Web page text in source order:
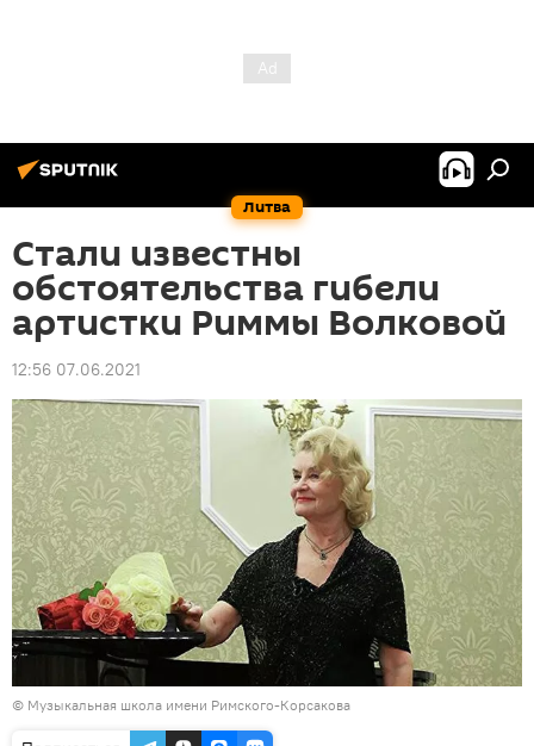
Литва
Стали известны
обстоятельства гибели
артистки Риммы Волковой
12:56 07.06.2021
© Музыкальная школа имени Римского-Корсакова